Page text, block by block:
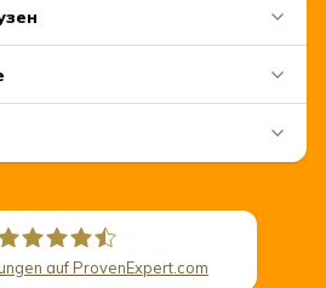
auf ProvenExpert.com